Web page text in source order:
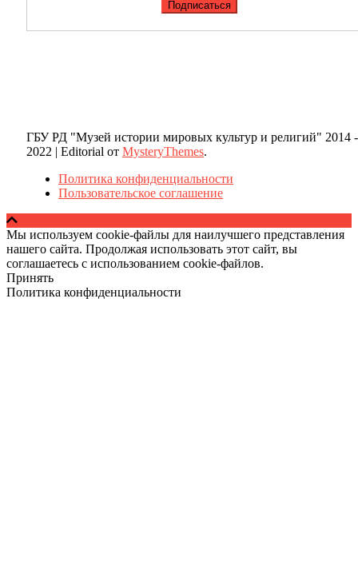
ГБУ РД "Музей истории мировых культур и религий" 2014 -
2022 | Editorial от MysteryThemes.
Политика конфиденциальности
Пользовательское соглашение
Мы используем cookie-файлы для наилучшего представления
нашего сайта. Продолжая использовать этот сайт, вы
соглашаетесь с использованием cookie-файлов.
Принять
Политика конфиденциальности